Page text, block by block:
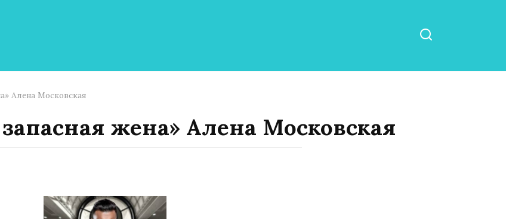
Алена Московская
жена» Алена Московская